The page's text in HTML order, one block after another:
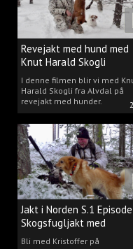
Revejakt med hund med
Knut Harald Skogli
I denne filmen blir vi med
Harald Skogli fra Alvdal på
revejakt med hunder.
Jakt i Norden S.1
Skogsfugljakt med
spetshund.
Bli med Kristoffer på